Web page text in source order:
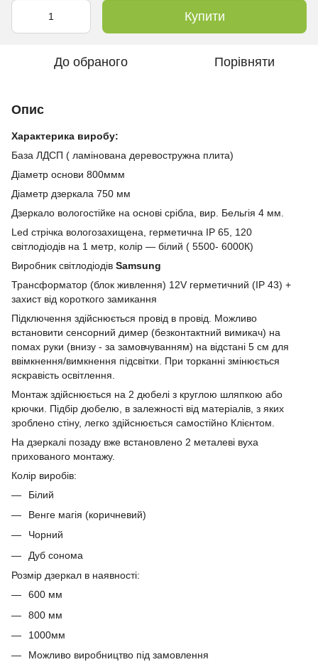
Купити
До обраного Порівняти
Опис
Характерика виробу:
База ЛДСП ( ламінована деревостружна плита)
Діаметр основи 800ммм
Діаметр дзеркала 750 мм
Дзеркало вологостійке на основі срібла, вир. Бельгія 4 мм.
Led стрічка вологозахищена, герметична IP 65, 120
світлодіодів на 1 метр, колір — білий ( 5500- 6000К)
Виробник світлодіодів Samsung
Трансформатор (блок живлення) 12V герметичний (IP 43) +
захист від короткого замикання
Підключення здійснюється провід в провід. Можливо
встановити сенсорний димер (безконтактний вимикач) на
помах руки (внизу - за замовчуванням) на відстані 5 см для
ввімкнення/вимкнення підсвітки. При торканні змінюється
яскравість освітлення.
Монтаж здійснюється на 2 дюбелі з круглою шляпкою або
крючки. Підбір дюбелю, в залежності від матеріалів, з яких
зроблено стіну, легко здійснюється самостійно Клієнтом.
На дзеркалі позаду вже встановлено 2 металеві вуха
прихованого монтажу.
Колір виробів:
Білий
Венге магія (коричневий)
Чорний
Дуб сонома
Розмір дзеркал в наявності:
600 мм
800 мм
1000мм
Можливо виробництво під замовлення